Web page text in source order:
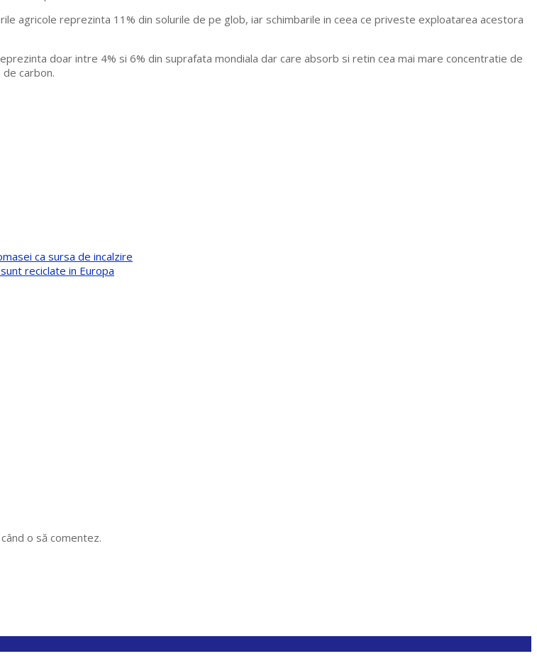
agricole reprezinta 11% din solurile de pe glob, iar schimbarile in ceea ce priveste exploatarea acestora
doar intre 4% si 6% din suprafata mondiala dar care absorb si retin cea mai mare concentratie de
carbon.
ca sursa de incalzire
reciclate in Europa
o să comentez.